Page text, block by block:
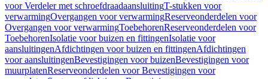
voor Verdeler met schroefdraadaansluitingT-stukken voor
verwarmingOvergangen voor verwarmingReserveonderdelen voor
Overgangen voor verwarmingToebehorenReserveonderdelen voor
ToebehorenIsolatie voor buizen en fittingenIsolatie voor
aansluitingenAfdichtingen voor buizen en fittingenAfdichtingen
voor aansluitingenBevestigingen voor buizenBevestigingen voor
muurplatenReserveonderdelen voor Bevestigingen voor